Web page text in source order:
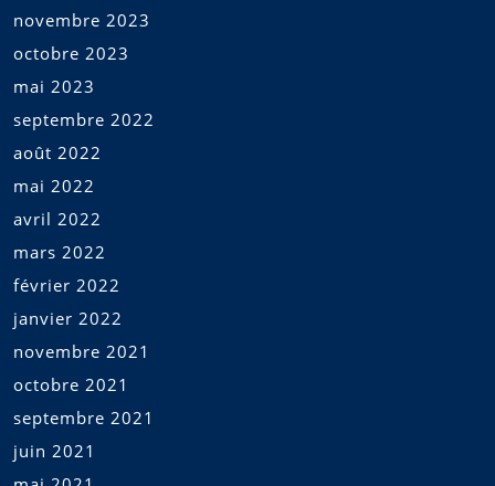
novembre 2023
octobre 2023
mai 2023
septembre 2022
août 2022
mai 2022
avril 2022
mars 2022
février 2022
janvier 2022
novembre 2021
octobre 2021
septembre 2021
juin 2021